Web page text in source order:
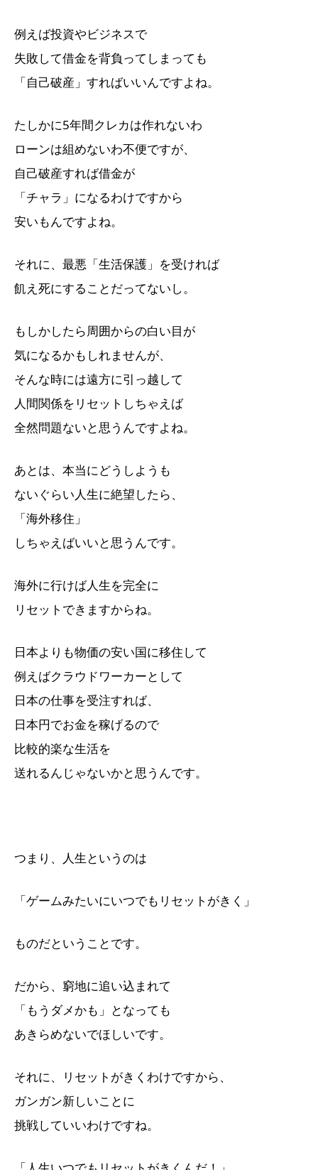
例えば投資やビジネスで
失敗して借金を背負ってしまっても
「自己破産」すればいいんですよね。
たしかに5年間クレカは作れないわ
ローンは組めないわ不便ですが、
自己破産すれば借金が
「チャラ」になるわけですから
安いもんですよね。
それに、最悪「生活保護」を受ければ
飢え死にすることだってないし。
もしかしたら周囲からの白い目が
気になるかもしれませんが、
そんな時には遠方に引っ越して
人間関係をリセットしちゃえば
全然問題ないと思うんですよね。
あとは、本当にどうしようも
ないぐらい人生に絶望したら、
「海外移住」
しちゃえばいいと思うんです。
海外に行けば人生を完全に
リセットできますからね。
日本よりも物価の安い国に移住して
例えばクラウドワーカーとして
日本の仕事を受注すれば、
日本円でお金を稼げるので
比較的楽な生活を
送れるんじゃないかと思うんです。
つまり、人生というのは
「ゲームみたいにいつでもリセットがきく」
ものだということです。
だから、窮地に追い込まれて
「もうダメかも」となっても
あきらめないでほしいです。
それに、リセットがきくわけですから、
ガンガン新しいことに
挑戦していいわけですね。